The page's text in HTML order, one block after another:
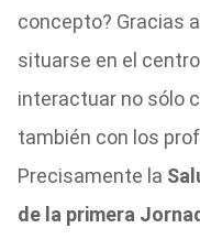
concepto? Gracias
situarse en el
interactuar no sólo
también con los
Precisamente la
de la primera